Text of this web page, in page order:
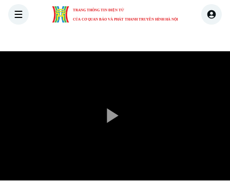
TRANG THÔNG TIN ĐIỆN TỬ
CỦA CƠ QUAN BÁO VÀ PHÁT THANH TRUYỀN HÌNH HÀ NỘI